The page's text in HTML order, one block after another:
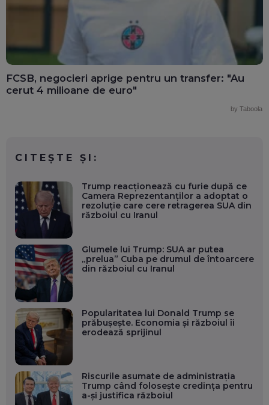
FCSB, negocieri aprige pentru un transfer: "Au
cerut 4 milioane de euro"
by Taboola
CITEȘTE ȘI:
Trump reacționează cu furie după ce
Camera Reprezentanților a adoptat o
rezoluție care cere retragerea SUA din
războiul cu Iranul
Glumele lui Trump: SUA ar putea
„prelua” Cuba pe drumul de întoarcere
din războiul cu Iranul
Popularitatea lui Donald Trump se
prăbușește. Economia și războiul îi
erodează sprijinul
Riscurile asumate de administrația
Trump când folosește credința pentru
a-și justifica războiul